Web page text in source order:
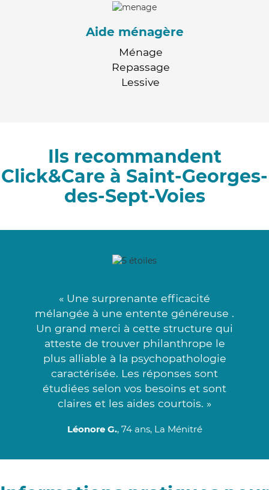
Aide ménagère
Ménage
Repassage
Lessive
Ils recommandent
Click&Care à Saint-Georges-
des-Sept-Voies
« Une surprenante efficacité
mélangée à une entente généreuse .
Un grand merci à cette structure qui
atteste de trouver philanthrope le
plus alliable à la psychopathologie
caractérisée. Les réponses sont
étudiées selon vos besoins et sont
claires et les aides courtois. »
Léonore G., 74 ans, La Ménitré